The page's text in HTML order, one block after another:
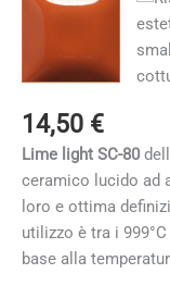
14,50 €
Lime light SC-80
ceramico lucido ad
loro e ottima
utilizzo è tra i
base alla